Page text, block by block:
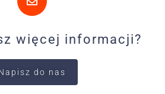
więcej informacji?
do nas